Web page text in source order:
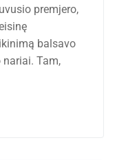
premjero,
balsavo
Tam,